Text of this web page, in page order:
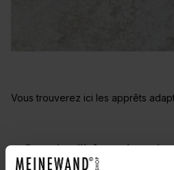
Vous trouverez ici les apprêts
>>Pour plus d'informations, de
de fiches techniques, consultez